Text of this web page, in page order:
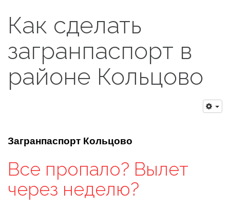
Как сделать
загранпаспорт в
районе Кольцово
Загранпаспорт Кольцово
Все пропало? Вылет
через неделю?